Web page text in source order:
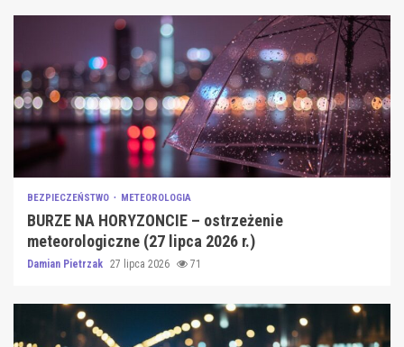
BEZPIECZEŃSTWO METEOROLOGIA
BURZE NA HORYZONCIE – ostrzeżenie
meteorologiczne (27 lipca 2026 r.)
Damian Pietrzak 27 lipca 2026 71